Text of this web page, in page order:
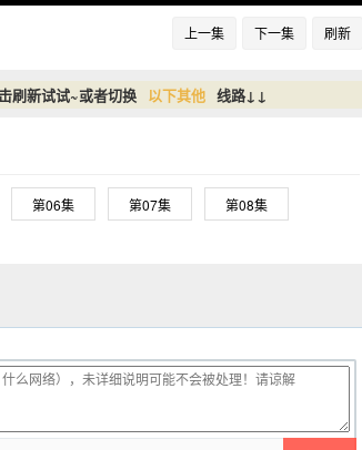
上一集 下一集 刷新
刷新试试~或者切换 以下其他 线路↓↓
第06集 第07集 第08集